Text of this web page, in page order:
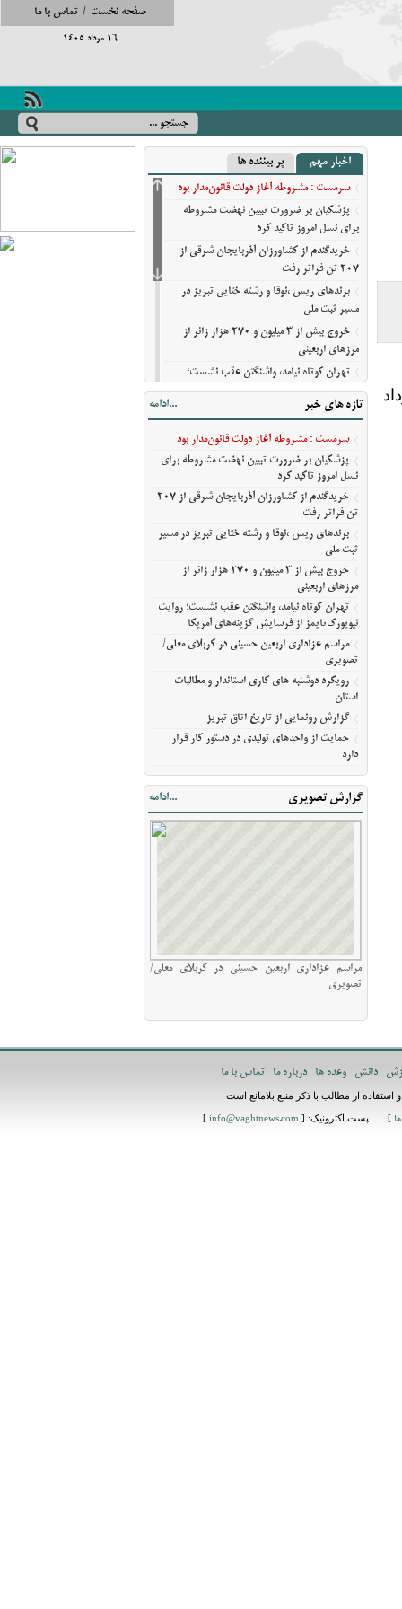
صفحه نخست / تماس با ما
16 مرداد 1405
دوشنبه (۱۸ خرداد
اخبار مهم پر بیننده ها
سرمست : مشروطه آغاز دولت قانون‌مدار بود
پزشکیان بر ضرورت تبیین نهضت مشروطه
برای نسل امروز تاکید کرد
خریدگندم از کشاورزان آذربایجان شرقی از
207 تن فراتر رفت
برندهای ریس ،‌نوقا و رشته ختایی تبریز در
مسیر ثبت ملی
خروج بیش از ۳ میلیون و ۲۷۰ هزار زائر از
مرزهای اربعینی
تهران کوتاه نیامد، واشنگتن عقب نشست؛
روایت نیویورک‌تایمز از فرسایش گزینه‌های
آمریکا
مراسم عزاداری اربعین حسینی در کربلای
معلی/تصویری
رویکرد دوشنبه های کاری استاندار و مطالبات
گزارش رونمایی از تاریخ اتاق تبریز
حمایت از واحدهای تولیدی در دستور کار قرار
دارد
تازه های خبر ...ادامه
سرمست : مشروطه آغاز دولت قانون‌مدار بود
پزشکیان بر ضرورت تبیین نهضت مشروطه برای
نسل امروز تاکید کرد
خریدگندم از کشاورزان آذربایجان شرقی از 207
تن فراتر رفت
برندهای ریس ،‌نوقا و رشته ختایی تبریز در مسیر
ثبت ملی
خروج بیش از ۳ میلیون و ۲۷۰ هزار زائر از
مرزهای اربعینی
تهران کوتاه نیامد، واشنگتن عقب نشست؛ روایت
نیویورک‌تایمز از فرسایش گزینه‌های آمریکا
مراسم عزاداری اربعین حسینی در کربلای معلی/
تصویری
رویکرد دوشنبه های کاری استاندار و مطالبات
استان
گزارش رونمایی از تاریخ اتاق تبریز
حمایت از واحدهای تولیدی در دستور کار قرار
دارد
گزارش تصویری ...ادامه
مراسم عزاداری اربعین حسینی در کربلای معلی/
تصویری
دانش وعده ها درباره ما تماس با ما
از مطالب با ذکر منبع بلامانع است
] پست اکترونیک: [ info@vaghtnews.com
]